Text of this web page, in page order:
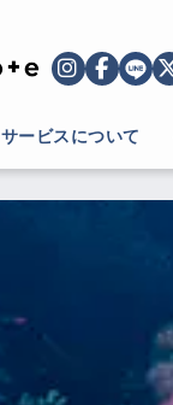
サービスについて